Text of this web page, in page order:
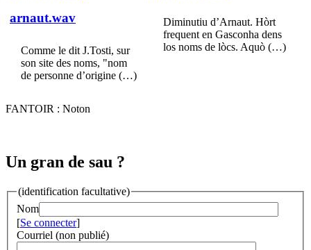
arnaut.wav
Comme le dit J.Tosti, sur
son site des noms, "nom
de personne d’origine (…)
Diminutiu d’Arnaut. Hòrt
frequent en Gasconha dens
los noms de lòcs. Aquò (…)
FANTOIR : Noton
Un gran de sau ?
(identification facultative)
Nom
[Se connecter]
Courriel (non publié)